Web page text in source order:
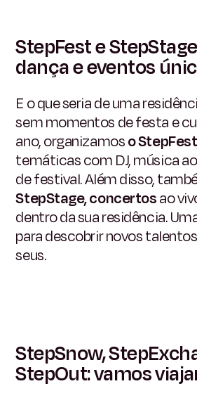
StepFest e
dança e eventos
E o que seria de uma
sem momentos de festa e
ano, organizamoso StepFest
temáticas com DJ, música
de festival. Além disso,
StepStage, concertosao
dentro da sua residência.
para descobrir novos
seus.
StepSnow,
StepOut: vamos